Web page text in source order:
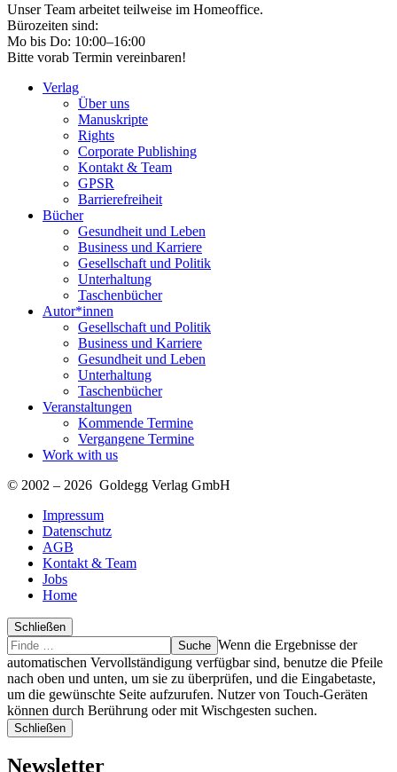
Unser Team arbeitet teilweise im Homeoffice.
Bürozeiten sind:
Mo bis Do: 10:00–16:00
Bitte vorab Termin vereinbaren!
Verlag
Über uns
Manuskripte
Rights
Corporate Publishing
Kontakt & Team
GPSR
Barrierefreiheit
Bücher
Gesundheit und Leben
Business und Karriere
Gesellschaft und Politik
Unterhaltung
Taschenbücher
Autor*innen
Gesellschaft und Politik
Business und Karriere
Gesundheit und Leben
Unterhaltung
Taschenbücher
Veranstaltungen
Kommende Termine
Vergangene Termine
Work with us
© 2002 – 2026 Goldegg Verlag GmbH
Impressum
Datenschutz
AGB
Kontakt & Team
Jobs
Home
Schließen
Suche
Finde
…
Wenn die Ergebnisse der
automatischen Vervollständigung verfügbar sind, benutze die Pfeile
nach oben und unten, um sie zu überprüfen, und die Eingabetaste,
um die gewünschte Seite aufzurufen. Nutzer von Touch-Geräten
können durch Berührung oder mit Wischgesten suchen.
Schließen
Newsletter